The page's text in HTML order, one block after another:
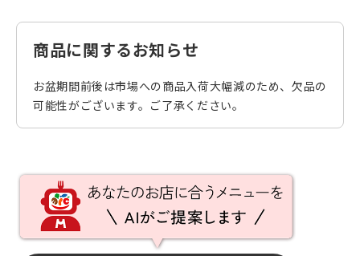
商品に関するお知らせ
お盆期間前後は市場への商品入荷大幅減のため、欠品の
可能性がございます。ご了承ください。